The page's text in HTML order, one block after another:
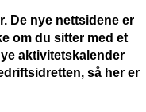
De nye nettsidene er
om du sitter med et
aktivitetskalender
så her er